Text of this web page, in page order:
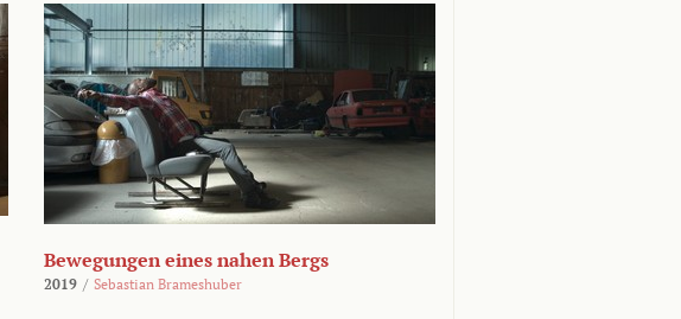
Bewegungen eines nahen Bergs
2019 / Sebastian Brameshuber